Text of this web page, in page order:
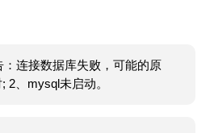
：连接数据库失败，可能的原
2、mysql未启动。